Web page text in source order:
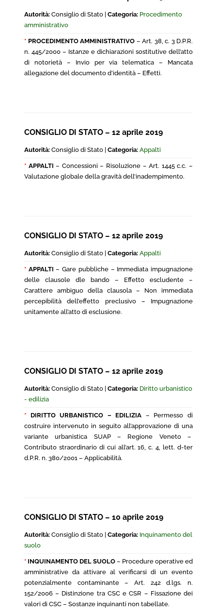
Autorità: Consiglio di Stato | Categoria: Procedimento
amministrativo
* PROCEDIMENTO AMMINISTRATIVO – Art. 38, c. 3 D.P.R.
n. 445/2000 – Istanze e dichiarazioni sostitutive dell’atto
di notorietà – Invio per via telematica – Mancata
allegazione del documento d’identità – Effetti.
CONSIGLIO DI STATO – 12 aprile 2019
Autorità: Consiglio di Stato | Categoria: Appalti
* APPALTI– Concessioni – Risoluzione – Art. 1445 c.c. –
Valutazione globale della gravità dell’inadempimento.
CONSIGLIO DI STATO – 12 aprile 2019
Autorità: Consiglio di Stato | Categoria: Appalti
* APPALTI– Gare pubbliche – Immediata impugnazione
delle clausole dle bando – Effetto escludente –
Carattere ambiguo della clausola – Non immediata
percepibilità dell’effetto preclusivo – Impugnazione
unitamente all’atto di esclusione.
CONSIGLIO DI STATO – 12 aprile 2019
Autorità: Consiglio di Stato | Categoria: Diritto urbanistico
- edilizia
* DIRITTO URBANISTICO – EDILIZIA – Permesso di
costruire intervenuto in seguito all’approvazione di una
variante urbanistica SUAP – Regione Veneto –
Contributo straordinario di cui all’art. 16, c. 4, lett. d-ter
d.P.R. n. 380/2001 – Applicabilità.
CONSIGLIO DI STATO – 10 aprile 2019
Autorità: Consiglio di Stato | Categoria: Inquinamento del
suolo
* INQUINAMENTO DEL SUOLO – Procedure operative ed
amministrative da attivare al verificarsi di un evento
potenzialmente contaminante – Art. 242 d.lgs. n.
152/2006 – Distinzione tra CSC e CSR – Fissazione dei
valori di CSC – Sostanze inquinanti non tabellate.